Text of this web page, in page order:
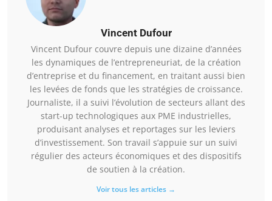
Vincent Dufour
Vincent Dufour couvre depuis une dizaine d’années
les dynamiques de l’entrepreneuriat, de la création
d’entreprise et du financement, en traitant aussi bien
les levées de fonds que les stratégies de croissance.
Journaliste, il a suivi l’évolution de secteurs allant des
start-up technologiques aux PME industrielles,
produisant analyses et reportages sur les leviers
d’investissement. Son travail s’appuie sur un suivi
régulier des acteurs économiques et des dispositifs
de soutien à la création.
Voir tous les articles →